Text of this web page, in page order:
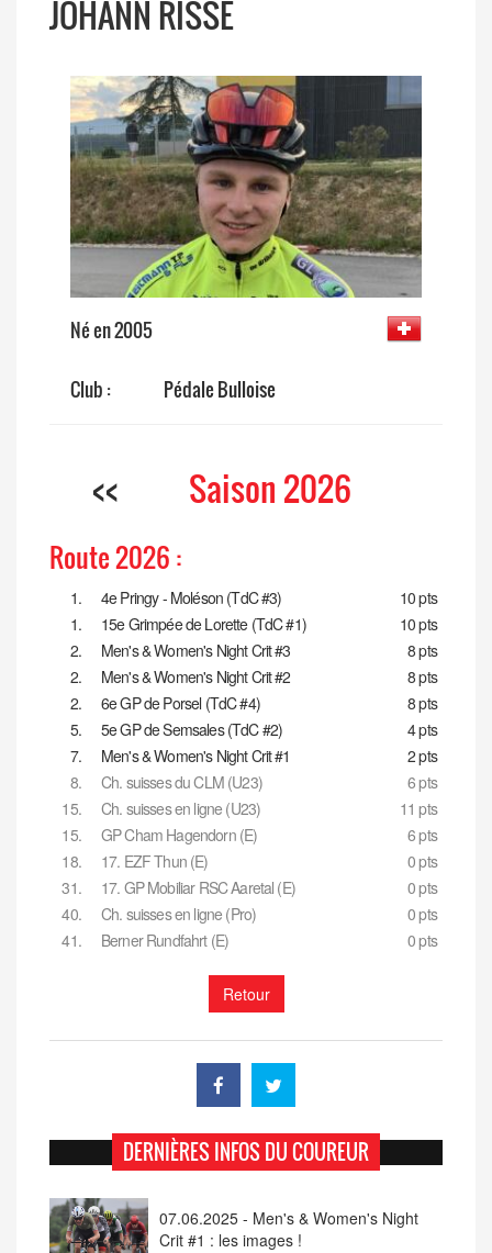
JOHANN RISSE
Né en 2005
Club : Pédale Bulloise
<< Saison 2026
Route 2026 :
1. 4e Pringy - Moléson (TdC #3)
10 pts
1.
15e Grimpée de Lorette (TdC #1)
10 pts
2.
Men's & Women's Night Crit #3
8 pts
2.
Men's & Women's Night Crit #2
8 pts
2.
6e GP de Porsel (TdC #4)
8 pts
5.
5e GP de Semsales (TdC #2)
4 pts
7.
Men's & Women's Night Crit #1
2 pts
8.
Ch. suisses du CLM (U23)
6 pts
15.
Ch. suisses en ligne (U23)
11 pts
15.
GP Cham Hagendorn (E)
6 pts
18.
17. EZF Thun (E)
0 pts
31.
17. GP Mobiliar RSC Aaretal (E)
0 pts
40.
Ch. suisses en ligne (Pro)
0 pts
41.
Berner Rundfahrt (E) 0 pts
Retour
DERNIÈRES INFOS DU COUREUR
07.06.2025 - Men's & Women's Night
Crit #1 : les images !